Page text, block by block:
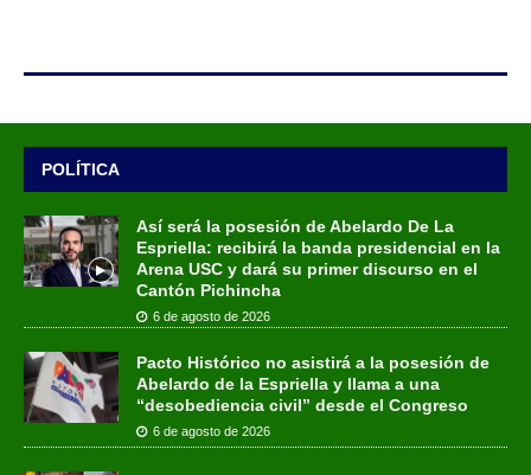
POLÍTICA
Así será la posesión de Abelardo De La
Espriella: recibirá la banda presidencial en la
Arena USC y dará su primer discurso en el
Cantón Pichincha
6 de agosto de 2026
Pacto Histórico no asistirá a la posesión de
Abelardo de la Espriella y llama a una
“desobediencia civil” desde el Congreso
6 de agosto de 2026